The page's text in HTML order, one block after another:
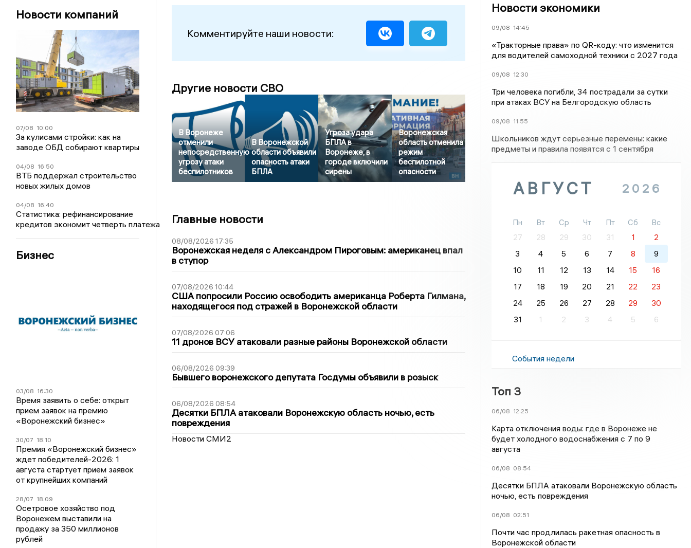
Новости компаний
07/08 10:00
За кулисами стройки: как на
заводе ОБД собирают квартиры
04/08 16:50
ВТБ поддержал строительство
новых жилых домов
04/08 16:40
Статистика: рефинансирование
кредитов экономит четверть платежа
Бизнес
03/08 16:30
Время заявить о себе: открыт
прием заявок на премию
«Воронежский бизнес»
30/07 18:10
Премия «Воронежский бизнес»
ждет победителей-2026: 1
августа стартует прием заявок
от крупнейших компаний
28/07 18:09
Осетровое хозяйство под
Воронежем выставили на
продажу за 350 миллионов
рублей
Комментируйте наши новости:
Другие новости СВО
В Воронеже
отменили
непосредственную
угрозу атаки
беспилотников
В Воронежской
области объявили
опасность атаки
БПЛА
Угроза удара
БПЛА в
Воронеже, в
городе включили
сирены
Воронежская
область отменила
режим
беспилотной
опасности
Главные новости
08/08/2026 17:35
Воронежская неделя с Александром Пироговым: американец впал
в ступор
07/08/2026 10:44
США попросили Россию освободить американца Роберта Гилмана,
находящегося под стражей в Воронежской области
07/08/2026 07:06
11 дронов ВСУ атаковали разные районы Воронежской области
06/08/2026 09:39
Бывшего воронежского депутата Госдумы объявили в розыск
06/08/2026 08:54
Десятки БПЛА атаковали Воронежскую область ночью, есть
повреждения
Новости СМИ2
Новости экономики
09/08 14:45
«Тракторные права» по QR-коду: что изменится
для водителей самоходной техники с 2027 года
09/08 12:30
Три человека погибли, 34 пострадали за сутки
при атаках ВСУ на Белгородскую область
09/08 11:55
Школьников ждут серьезные перемены: какие
предметы и правила появятся с 1 сентября
АВГУСТ 2026
Пн Вт Ср Чт Пт Сб
Вс
27
28 29 30 31 1
2
3
4 5 6 7 8
9
10
11 12 13 14 15
16
17
18 19 20 21 22
23
24
25 26 27 28 29
30
31
1 2 3 4 5 6
События недели
Топ 3
06/08 12:25
Карта отключения воды: где в Воронеже не
будет холодного водоснабжения с 7 по 9
августа
06/08 08:54
Десятки БПЛА атаковали Воронежскую область
ночью, есть повреждения
06/08 02:51
Почти час продлилась ракетная опасность в
Воронежской области